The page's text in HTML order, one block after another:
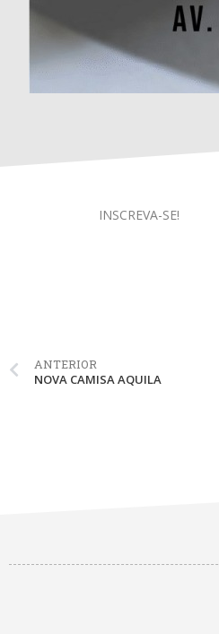
INSCREVA-SE!
ANTERIOR
NOVA CAMISA AQUILA